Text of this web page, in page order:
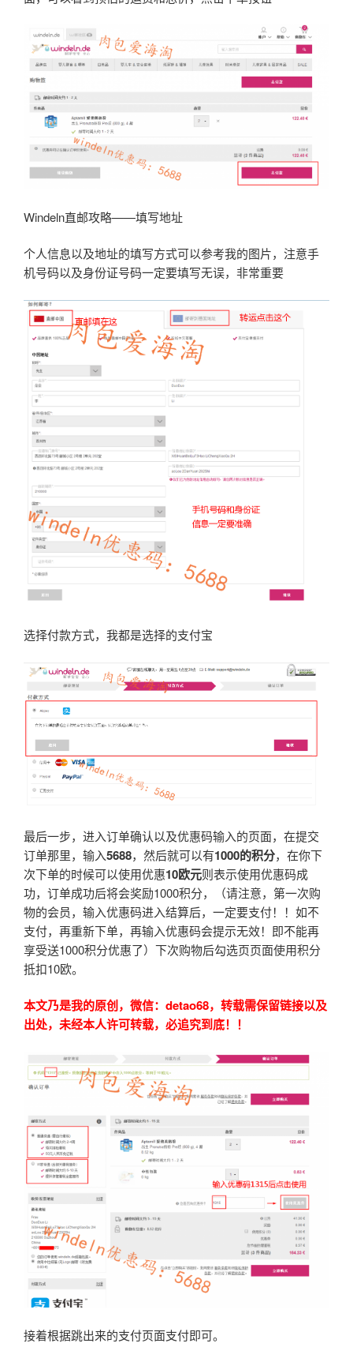
Windeln直邮攻略——填写地址
个人信息以及地址的填写方式可以参考我的图片，注意手
机号码以及身份证号码一定要填写无误，非常重要
选择付款方式，我都是选择的支付宝
最后一步，进入订单确认以及优惠码输入的页面，在提交
订单那里，输入5688，然后就可以有1000的积分，在你下
次下单的时候可以使用优惠10欧元则表示使用优惠码成
功，订单成功后将会奖励1000积分，（请注意，第一次购
物的会员，输入优惠码进入结算后，一定要支付！！如不
支付，再重新下单，再输入优惠码会提示无效！即不能再
享受送1000积分优惠了）下次购物后勾选页页面使用积分
抵扣10欧。
本文乃是我的原创，微信：detao68，转载需保留链接以及
出处，未经本人许可转载，必追究到底！！
接着根据跳出来的支付页面支付即可。